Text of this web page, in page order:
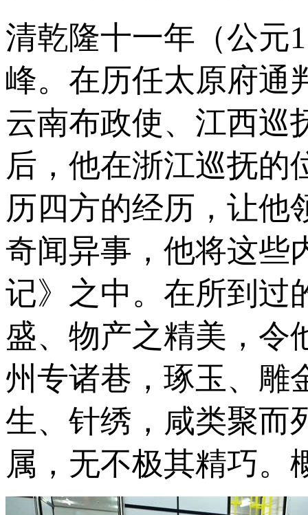
清乾隆十一年（公元
峰。在历任太原府通
云南布政使、江西巡
后，他在浙江巡抚的
历四方的经历，让他
奇闻异事，他将这些
记》之中。在所到过
盛、物产之精美，令
州专诸巷，琢玉、雕
生、针绣，咸类聚
属，无不极其精巧。